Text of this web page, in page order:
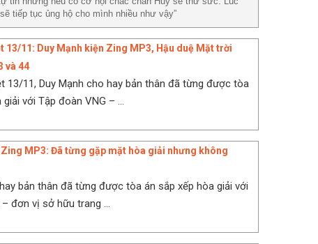
tiếp tục ủng hộ cho mình nhiều như vậy”
13/11: Duy Mạnh kiện Zing MP3, Hậu duệ Mặt trời
và 44
13/11, Duy Mạnh cho hay bản thân đã từng được tòa
với Tập đoàn VNG – ...
Zing MP3: Đã từng gặp mặt hòa giải nhưng không
bản thân đã từng được tòa án sắp xếp hòa giải với
đơn vị sở hữu trang ...